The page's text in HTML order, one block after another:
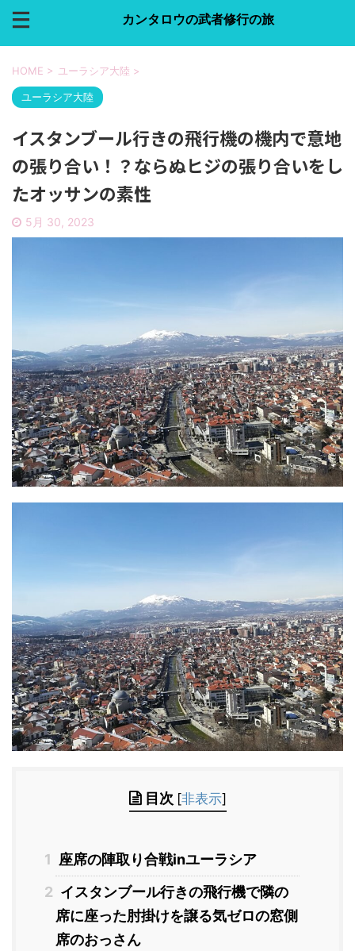
カンタロウの武者修行の旅
HOME > ユーラシア大陸 >
ユーラシア大陸
イスタンブール行きの飛行機の機内で意地
の張り合い！？ならぬヒジの張り合いをし
たオッサンの素性
5月 30, 2023
目次 [非表示]
1
座席の陣取り合戦inユーラシア
2 イスタンブール行きの飛行機で隣の
席に座った肘掛けを譲る気ゼロの窓側
席のおっさん